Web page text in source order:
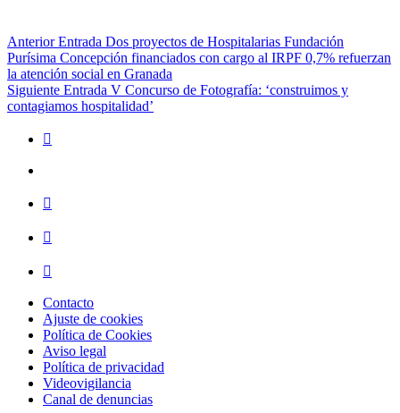
Navegación
de
entradas
Anterior Entrada Dos proyectos de Hospitalarias Fundación
Purísima Concepción financiados con cargo al IRPF 0,7% refuerzan
la atención social en Granada
Siguiente Entrada V Concurso de Fotografía: ‘construimos y
contagiamos hospitalidad’
Contacto
Ajuste de cookies
Política de Cookies
Aviso legal
Política de privacidad
Videovigilancia
Canal de denuncias